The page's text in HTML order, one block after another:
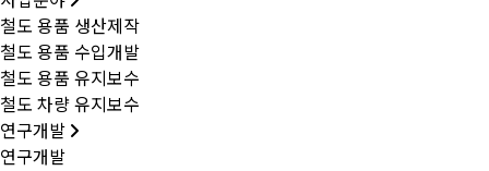
철도 용품 생산제작
철도 용품 수입개발
철도 용품 유지보수
철도 차량 유지보수
연구개발
연구개발